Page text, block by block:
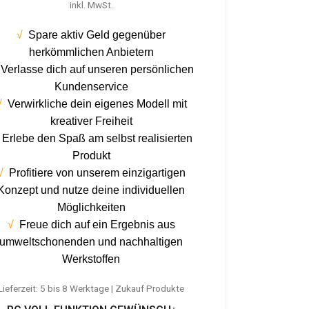
inkl. MwSt.
√ Spare aktiv Geld gegenüber
herkömmlichen Anbietern
dich auf unseren persönlichen
Kundenservice
Verwirkliche dein eigenes Modell mit
kreativer Freiheit
Erlebe den Spaß am selbst realisierten
Produkt
Profitiere von unserem einzigartigen
und nutze deine individuellen
Möglichkeiten
√Freue dich auf ein Ergebnis aus
umweltschonenden und nachhaltigen
Werkstoffen
5 bis 8 Werktage | Zukauf Produkte